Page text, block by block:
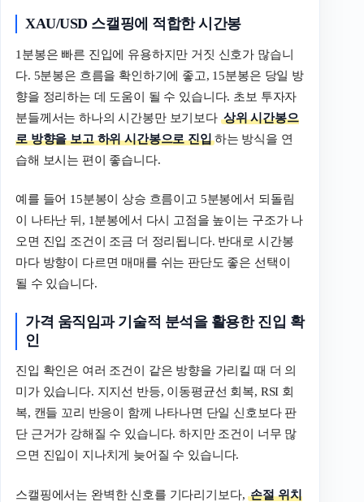
XAU/USD 스캘핑에 적합한 시간봉
1분봉은 빠른 진입에 유용하지만 거짓 신호가 많습니
다. 5분봉은 흐름을 확인하기에 좋고, 15분봉은 당일 방
향을 정리하는 데 도움이 될 수 있습니다. 초보 투자자
분들께서는 하나의 시간봉만 보기보다 상위 시간봉으
로 방향을 보고 하위 시간봉으로 진입하는 방식을 연
습해 보시는 편이 좋습니다.
예를 들어 15분봉이 상승 흐름이고 5분봉에서 되돌림
이 나타난 뒤, 1분봉에서 다시 고점을 높이는 구조가 나
오면 진입 조건이 조금 더 정리됩니다. 반대로 시간봉
마다 방향이 다르면 매매를 쉬는 판단도 좋은 선택이
될 수 있습니다.
가격 움직임과 기술적 분석을 활용한 진입 확
인
진입 확인은 여러 조건이 같은 방향을 가리킬 때 더 의
미가 있습니다. 지지선 반등, 이동평균선 회복, RSI 회
복, 캔들 꼬리 반응이 함께 나타나면 단일 신호보다 판
단 근거가 강해질 수 있습니다. 하지만 조건이 너무 많
으면 진입이 지나치게 늦어질 수 있습니다.
스캘핑에서는 완벽한 신호를 기다리기보다,손절 위치